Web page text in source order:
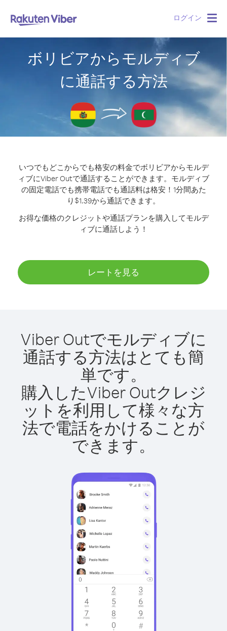
ログイン
ボリビアからモルディブ
に通話する方法
いつでもどこからでも格安の料金でボリビアからモルデ
ィブにViber Outで通話することができます。 モルディブ
の固定電話でも携帯電話でも通話料は格安！1分間あた
り$1.39から通話できます。
お得な価格のクレジットや通話プランを購入してモルデ
ィブに通話しよう！
レートを見る
Viber Outでモルディブに
通話する方法はとても簡
単です。
購入したViber Outクレジ
ットを利用して様々な方
法で電話をかけることが
できます。